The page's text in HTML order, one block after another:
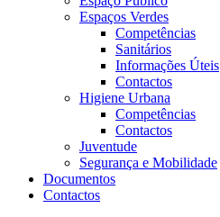
Espaços Verdes
Competências
Sanitários
Informações Úteis
Contactos
Higiene Urbana
Competências
Contactos
Juventude
Segurança e Mobilidade
Documentos
Contactos